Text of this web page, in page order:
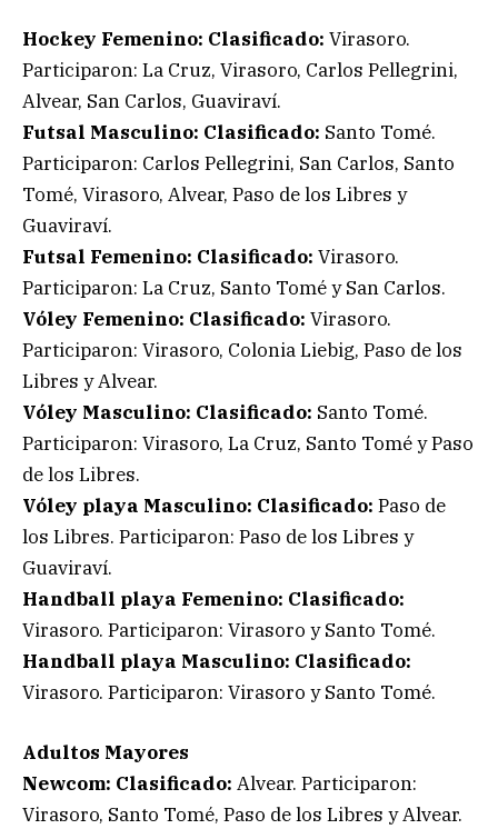
Hockey Femenino: Clasificado: Virasoro.
Participaron: La Cruz, Virasoro, Carlos Pellegrini,
Alvear, San Carlos, Guaviraví.
Futsal Masculino: Clasificado: Santo Tomé.
Participaron: Carlos Pellegrini, San Carlos, Santo
Tomé, Virasoro, Alvear, Paso de los Libres y
Guaviraví.
Futsal Femenino: Clasificado: Virasoro.
Participaron: La Cruz, Santo Tomé y San Carlos.
Vóley Femenino: Clasificado: Virasoro.
Participaron: Virasoro, Colonia Liebig, Paso de los
Libres y Alvear.
Vóley Masculino: Clasificado: Santo Tomé.
Participaron: Virasoro, La Cruz, Santo Tomé y Paso
de los Libres.
Vóley playa Masculino: Clasificado: Paso de
los Libres. Participaron: Paso de los Libres y
Guaviraví.
Handball playa Femenino: Clasificado:
Virasoro. Participaron: Virasoro y Santo Tomé.
Handball playa Masculino: Clasificado:
Virasoro. Participaron: Virasoro y Santo Tomé.
Adultos Mayores
Newcom: Clasificado: Alvear. Participaron:
Virasoro, Santo Tomé, Paso de los Libres y Alvear.